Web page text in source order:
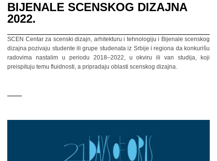
BIJENALE SCENSKOG DIZAJNA
2022.
SCEN Centar za scenski dizajn, arhitekturu i tehnologiju i Bijenale scenskog
dizajna pozivaju studente ili grupe studenata iz Srbije i regiona da konkurišu
radovima nastalim u periodu 2018–2022, u okviru ili van studija, koji
preispituju temu fluidnosti, a pripradaju oblasti scenskog dizajna.